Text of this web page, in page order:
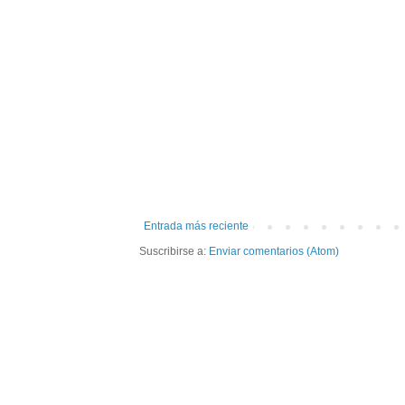
Entrada más reciente
Suscribirse a: Enviar comentarios (Atom)